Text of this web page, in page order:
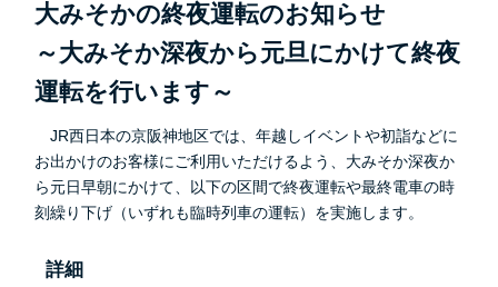
大みそかの終夜運転のお知らせ
～大みそか深夜から元旦にかけて終夜
運転を行います～
JR西日本の京阪神地区では、年越しイベントや初詣などに
お出かけのお客様にご利用いただけるよう、大みそか深夜か
ら元日早朝にかけて、以下の区間で終夜運転や最終電車の時
刻繰り下げ（いずれも臨時列車の運転）を実施します。
詳細